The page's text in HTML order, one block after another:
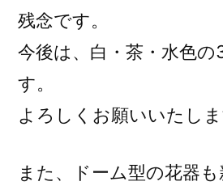
残念です。
今後は、白・茶・水色の
す。
よろしくお願いいたしま
また、ドーム型の花器